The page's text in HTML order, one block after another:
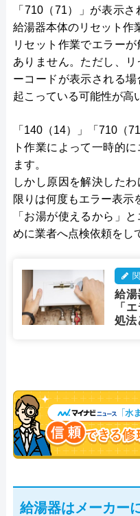
「710（71）」が表示
給湯器本体のリセット作
リセット作業でエラー
ありません。ただし、
ーコードが表示される
起こっている可能性が高
「140（14）」「710（
ト作業によって一時的
ます。
しかし原因を解決した
限りは何度もエラー表示
「お湯が使えるから」
めに業者へ点検依頼をし
給湯
「
処法
給湯器はメーカー